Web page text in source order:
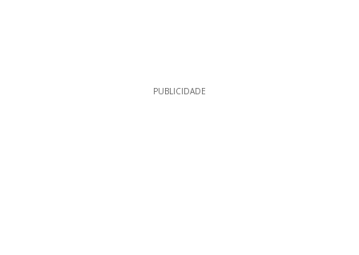
PUBLICIDADE